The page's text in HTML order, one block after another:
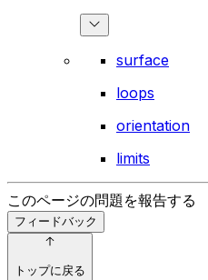
surface
loops
orientation
limits
このページの問題を報告する
フィードバック
トップに戻る